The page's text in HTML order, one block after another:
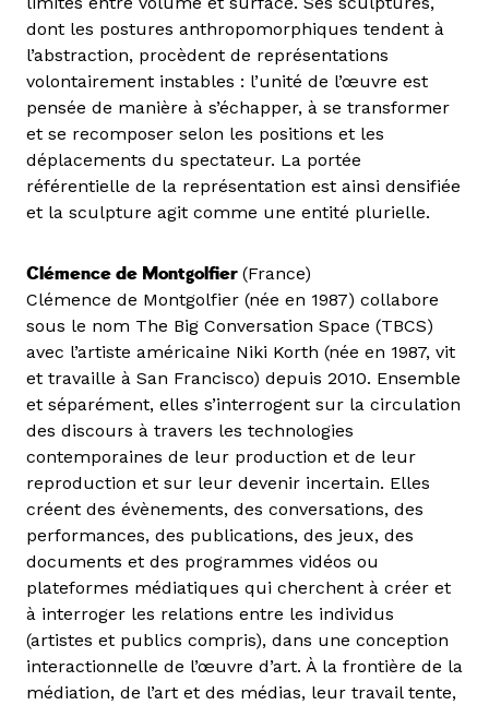
dont les postures anthropomorphiques tendent à
l’abstraction, procèdent de représentations
volontairement instables : l’unité de l’œuvre est
pensée de manière à s’échapper, à se transformer
et se recomposer selon les positions et les
déplacements du spectateur. La portée
référentielle de la représentation est ainsi densifiée
et la sculpture agit comme une entité plurielle.
Clémence de Montgolfier (France)
Clémence de Montgolfier (née en 1987) collabore
sous le nom The Big Conversation Space (TBCS)
avec l’artiste américaine Niki Korth (née en 1987, vit
et travaille à San Francisco) depuis 2010. Ensemble
et séparément, elles s’interrogent sur la circulation
des discours à travers les technologies
contemporaines de leur production et de leur
reproduction et sur leur devenir incertain. Elles
créent des évènements, des conversations, des
performances, des publications, des jeux, des
documents et des programmes vidéos ou
plateformes médiatiques qui cherchent à créer et
à interroger les relations entre les individus
(artistes et publics compris), dans une conception
interactionnelle de l’œuvre d’art. À la frontière de la
médiation, de l’art et des médias, leur travail tente,